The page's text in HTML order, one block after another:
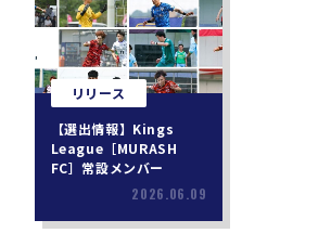
リリース
【選出情報】Kings
League［MURASH
FC］常設メンバー
2026.06.09